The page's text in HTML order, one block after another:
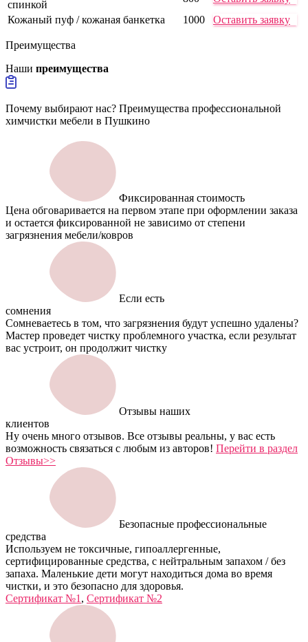
спинкой
Кожаный пуф / кожаная банкетка
1000 Оставить заявку
Преимущества
Наши преимущества
Почему выбирают нас? Преимущества профессиональной
химчистки мебели в Пушкино
Фиксированная стоимость
Цена обговаривается на первом этапе при оформлении заказа
и остается фиксированной не зависимо от степени
загрязнения мебели/ковров
Если есть
сомнения
Сомневаетесь в том, что загрязнения будут успешно удалены?
Мастер проведет чистку проблемного участка, если результат
вас устроит, он продолжит чистку
Отзывы наших
клиентов
Ну очень много отзывов. Все отзывы реальны, у вас есть
возможность связаться с любым из авторов! Перейти в раздел
Отзывы>>
Безопасные профессиональные
средства
Используем не токсичные, гипоаллергенные,
сертифицированные средства, с нейтральным запахом / без
запаха. Маленькие дети могут находиться дома во время
чистки, и это безопасно для здоровья.
Сертификат №1 , Сертификат №2